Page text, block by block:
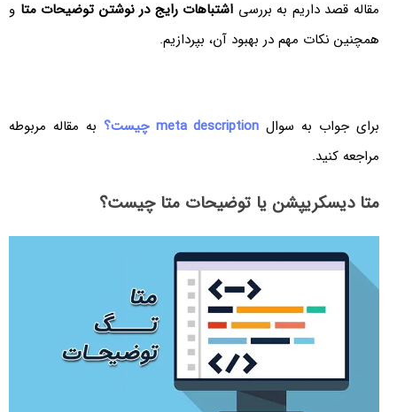
مقاله قصد داریم به بررسی اشتباهات رایج در نوشتن توضیحات متاو
همچنین نکات مهم در بهبود آن، بپردازیم.
برای جواب به سوال meta descriptionچیست؟به مقاله مربوطه
مراجعه کنید.
متا دیسکریپشن یا توضیحات متا چیست؟